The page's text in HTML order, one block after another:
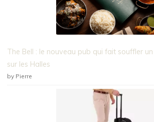
The Bell : le nouveau pub qui fait souffler
sur les Halles
by Pierre